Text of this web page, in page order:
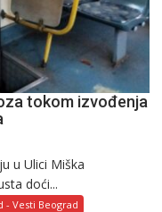
tokom izvođenja
u Ulici Miška
doći...
- Vesti Beograd